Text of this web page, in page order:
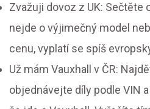
Zvažuji dovoz z UK: Sečtěte
nejde o výjimečný model
cenu, vyplatí se spíš
Už mám Vauxhall v ČR:
objednávejte díly podle VIN